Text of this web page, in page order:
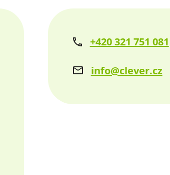
+420 321 751 081
info@clever.cz